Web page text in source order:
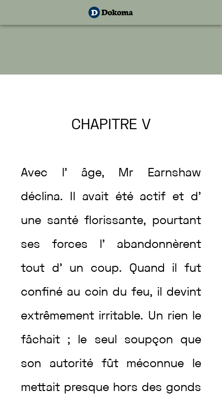
CHAPITRE V
Avec l’ âge, Mr Earnshaw
déclina. avait été actif et d’
une santé florissante, pourtant
sesforces l’ abandonnèrent
tout d’ un coup. Quand il fut
confiné au coin du feu, il devint
extrêmement irritable. Un rien le
fâchait ; le seul soupçon que
son autorité fût méconnue le
mettait presque hors des gonds